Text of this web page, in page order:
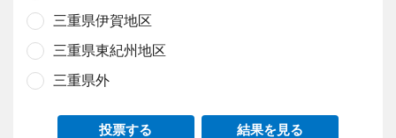
三重県伊賀地区
三重県東紀州地区
三重県外
投票する 結果を見る